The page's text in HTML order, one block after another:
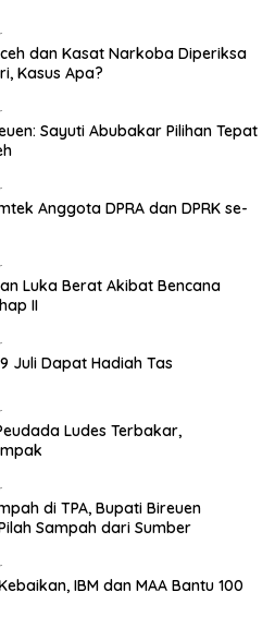
dan Kasat Narkoba Diperiksa
Kasus Apa?
Sayuti Abubakar Pilihan Tepat
Anggota DPRA dan DPRK se-
Luka Berat Akibat Bencana
II
Juli Dapat Hadiah Tas
Ludes Terbakar,
di TPA, Bupati Bireuen
Sampah dari Sumber
IBM dan MAA Bantu 100